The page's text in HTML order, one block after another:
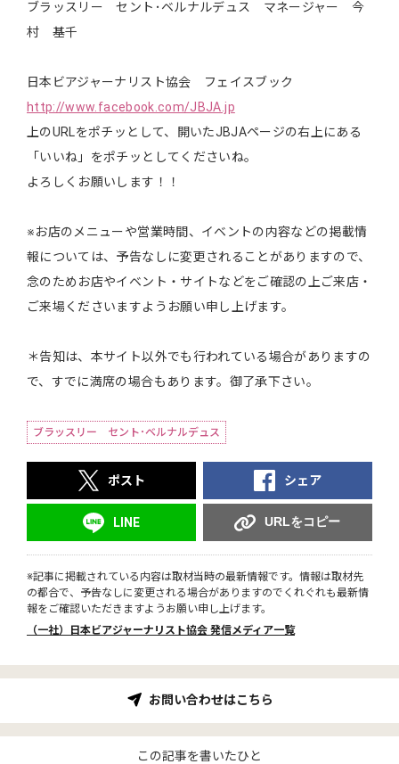
ブラッスリー セント･ベルナルデュス マネージャー 今
村 基千
日本ビアジャーナリスト協会 フェイスブック
http://www.facebook.com/JBJA.jp
上のURLをポチッとして、開いたJBJAページの右上にある
「いいね」をポチッとしてくださいね。
よろしくお願いします！！
※お店のメニューや営業時間、イベントの内容などの掲載情
報については、予告なしに変更されることがありますので、
念のためお店やイベント・サイトなどをご確認の上ご来店・
ご来場くださいますようお願い申し上げます。
＊告知は、本サイト以外でも行われている場合がありますの
で、すでに満席の場合もあります。御了承下さい。
ブラッスリー セント･ベルナルデュス
ポスト シェア
LINE URLをコピー
※記事に掲載されている内容は取材当時の最新情報です。情報は取材先
の都合で、予告なしに変更される場合がありますのでくれぐれも最新情
報をご確認いただきますようお願い申し上げます。
（一社）日本ビアジャーナリスト協会 発信メディア一覧
お問い合わせはこちら
この記事を書いたひと